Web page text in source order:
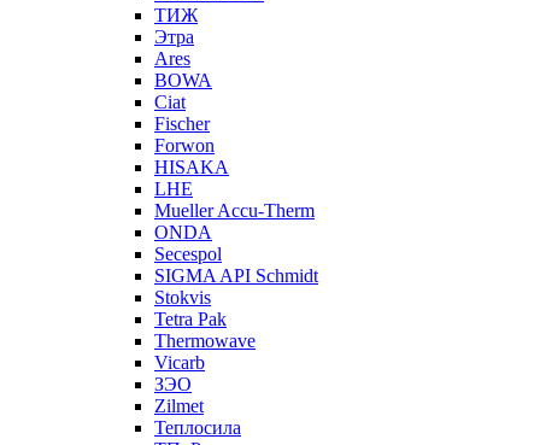
ТИЖ
Этра
Ares
BOWA
Ciat
Fischer
Forwon
HISAKA
LHE
Mueller Accu-Therm
ONDA
Secespol
SIGMA API Schmidt
Stokvis
Tetra Pak
Thermowave
Vicarb
ЗЭО
Zilmet
Теплосила